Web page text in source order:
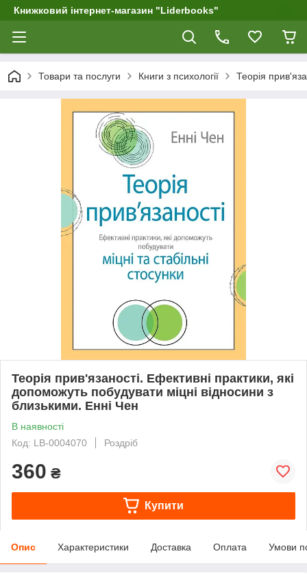
Книжковий інтернет-магазин "Liderbooks"
Товари та послуги Книги з психології Теорія
Теорія прив'язаності. Ефективні практики, які
допоможуть побудувати міцні відносини з
близькими. Енні Чен
В наявності
Код: LB-0004070
Роздріб
360 ₴
Купити
Опис Характеристики Доставка Оплата Умови